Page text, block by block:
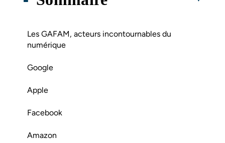
Les GAFAM, acteurs incontournables du
numérique
Google
Apple
Facebook
Amazon